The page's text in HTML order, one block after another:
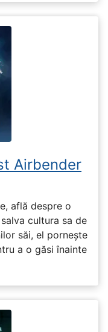
Airbender
află despre o
cultura sa de
săi, el pornește
a o găsi înainte